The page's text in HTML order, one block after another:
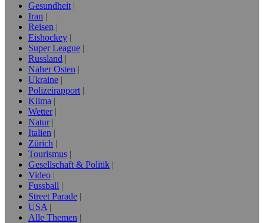
Gesundheit
Iran
Reisen
Eishockey
Super League
Russland
Naher Osten
Ukraine
Polizeirapport
Klima
Wetter
Natur
Italien
Zürich
Tourismus
Gesellschaft & Politik
Video
Fussball
Street Parade
USA
Alle Themen